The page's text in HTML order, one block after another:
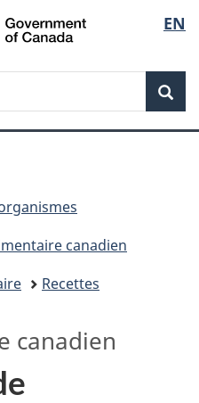
Passer
au
Passer
à
du
Passer
à
simplifiée
de
la
EN
canadien
Recettes
canadien